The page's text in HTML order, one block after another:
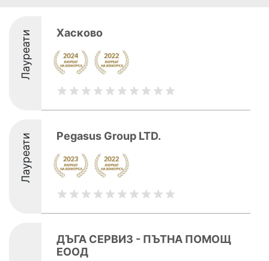
Лауреати Хасково
Лауреати Pegasus Group LTD.
ДЪГА СЕРВИЗ - ПЪТНА ПОМОЩ
ЕООД